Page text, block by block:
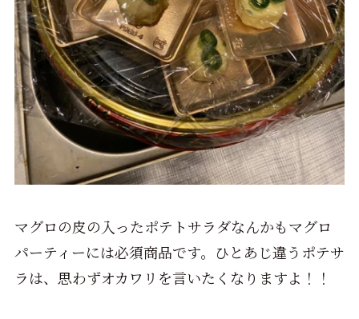
マグロの皮の入ったポテトサラダなんかもマグロ
パーティーには必須商品です。ひとあじ違うポテサ
ラは、思わずオカワリを言いたくなりますよ！！